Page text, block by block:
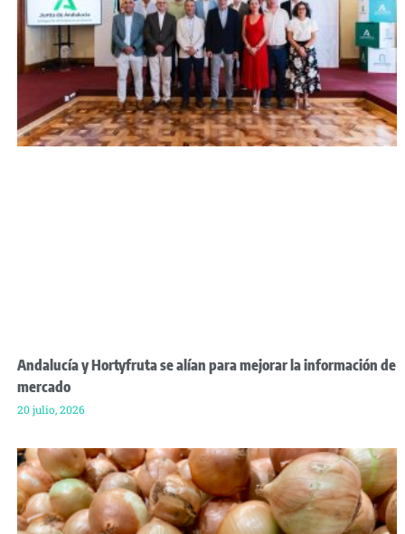
Andalucía y Hortyfruta se alían para mejorar la información de
mercado
20 julio, 2026